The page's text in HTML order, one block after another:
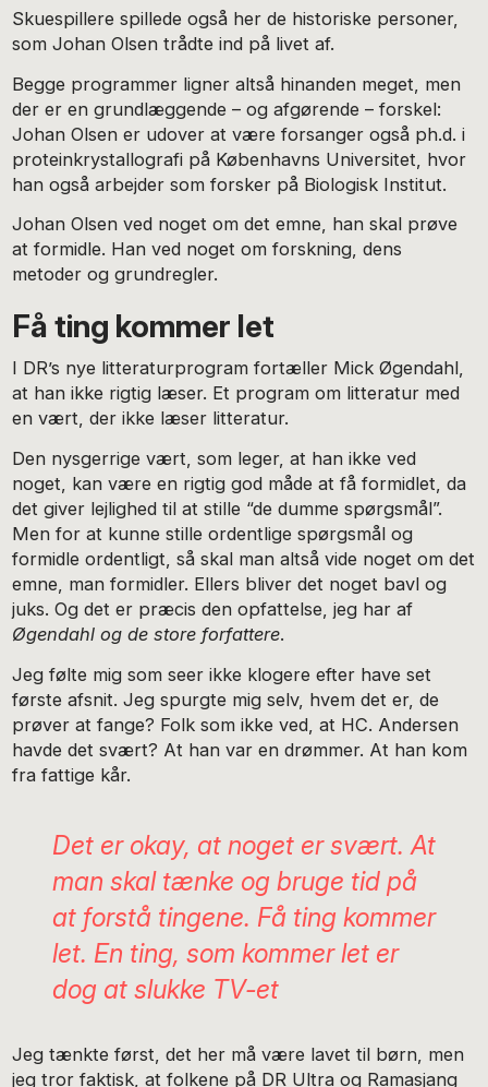
Skuespillere spillede også her de historiske personer,
som Johan Olsen trådte ind på livet af.
Begge programmer ligner altså hinanden meget, men
der er en grundlæggende – og afgørende – forskel:
Johan Olsen er udover at være forsanger også ph.d. i
proteinkrystallografi på Københavns Universitet, hvor
han også arbejder som forsker på Biologisk Institut.
Johan Olsen ved noget om det emne, han skal prøve
at formidle. Han ved noget om forskning, dens
metoder og grundregler.
Få ting kommer let
I DR’s nye litteraturprogram fortæller Mick Øgendahl,
at han ikke rigtig læser. Et program om litteratur med
en vært, der ikke læser litteratur.
Den nysgerrige vært, som leger, at han ikke ved
noget, kan være en rigtig god måde at få formidlet, da
det giver lejlighed til at stille “de dumme spørgsmål”.
Men for at kunne stille ordentlige spørgsmål og
formidle ordentligt, så skal man altså vide noget om det
emne, man formidler. Ellers bliver det noget bavl og
juks. Og det er præcis den opfattelse, jeg har af
Øgendahl og de store forfattere.
Jeg følte mig som seer ikke klogere efter have set
første afsnit. Jeg spurgte mig selv, hvem det er, de
prøver at fange? Folk som ikke ved, at HC. Andersen
havde det svært? At han var en drømmer. At han kom
fra fattige kår.
Det er okay, at noget er svært. At
man skal tænke og bruge tid på
at forstå tingene. Få ting kommer
let. En ting, som kommer let er
dog at slukke TV-et
Jeg tænkte først, det her må være lavet til børn, men
jeg tror faktisk, at folkene på DR Ultra og Ramasjang